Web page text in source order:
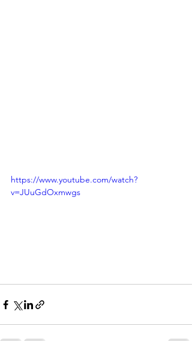
https://www.youtube.com/watch?
v=JUuGdOxmwgs